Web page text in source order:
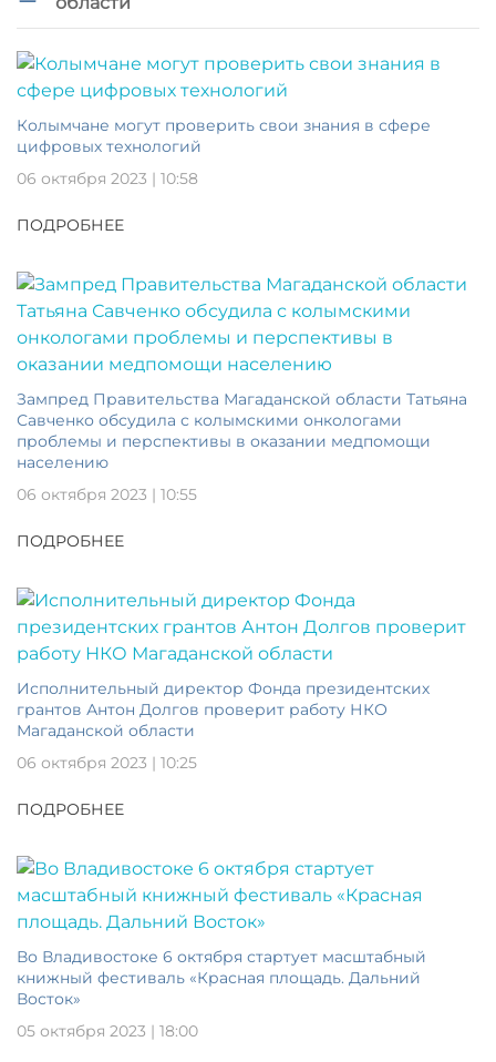
Колымчане могут проверить свои знания в сфере
цифровых технологий
06 октября 2023 | 10:58
ПОДРОБНЕЕ
Зампред Правительства Магаданской области Татьяна
Савченко обсудила с колымскими онкологами
проблемы и перспективы в оказании медпомощи
населению
06 октября 2023 | 10:55
ПОДРОБНЕЕ
Исполнительный директор Фонда президентских
грантов Антон Долгов проверит работу НКО
Магаданской области
06 октября 2023 | 10:25
ПОДРОБНЕЕ
Во Владивостоке 6 октября стартует масштабный
книжный фестиваль «Красная площадь. Дальний
Восток»
05 октября 2023 | 18:00